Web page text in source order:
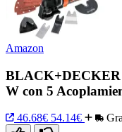
Amazon
BLACK+DECKER
W con 5
46.68€ 54.14€